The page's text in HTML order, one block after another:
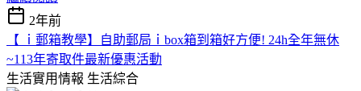
2年前
【 ｉ郵箱教學】自助郵局ｉbox箱到箱好方便! 24h全年無休
~113年寄取件最新優惠活動
生活實用情報 生活綜合